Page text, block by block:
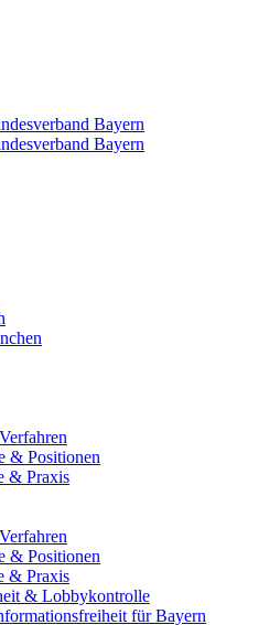
& Positionen
& Praxis
& Positionen
& Praxis
& Lobbykontrolle
für Bayern